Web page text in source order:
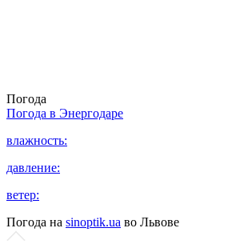
Погода
Погода в Энергодаре
влажность:
давление:
ветер:
Погода на sinoptik.ua во Львове